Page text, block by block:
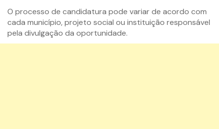
O processo de candidatura pode variar de acordo com
cada município, projeto social ou instituição responsável
pela divulgação da oportunidade.